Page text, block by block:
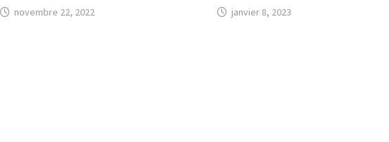
novembre 22, 2022 janvier 8, 2023